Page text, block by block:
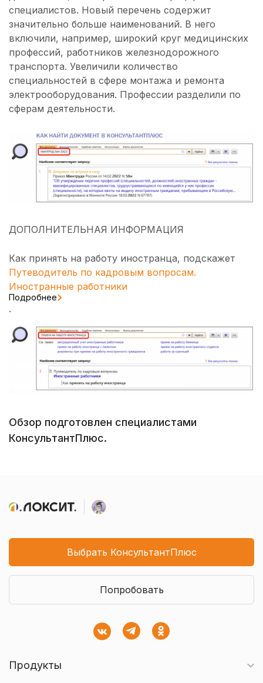
специалистов. Новый перечень содержит
значительно больше наименований. В него
включили, например, широкий круг медицинских
профессий, работников железнодорожного
транспорта. Увеличили количество
специальностей в сфере монтажа и ремонта
электрооборудования. Профессии разделили по
сферам деятельности.
ДОПОЛНИТЕЛЬНАЯ ИНФОРМАЦИЯ
Как принять на работу иностранца, подскажет
Путеводитель по кадровым вопросам.
Иностранные работники
Подробнее
.
Обзор подготовлен специалистами
КонсультантПлюс.
Выбрать КонсультантПлюс
Попробовать
Продукты